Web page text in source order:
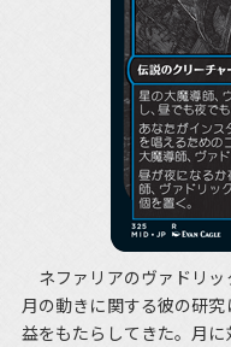
ネファリアのヴァドリッ
月の動きに関する彼の研
益をもたらしてきた。月